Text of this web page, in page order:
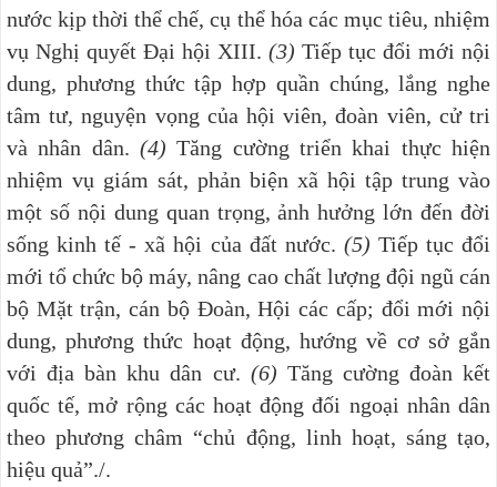
nước kịp thời thể chế, cụ thể hóa các mục tiêu, nhiệm
vụ Nghị quyết Đại hội XIII. (3) Tiếp tục đổi mới nội
dung, phương thức tập hợp quần chúng, lắng nghe
tâm tư, nguyện vọng của hội viên, đoàn viên, cử tri
và nhân dân. (4) Tăng cường triển khai thực hiện
nhiệm vụ giám sát, phản biện xã hội tập trung vào
một số nội dung quan trọng, ảnh hưởng lớn đến đời
sống kinh tế - xã hội của đất nước. (5) Tiếp tục đổi
mới tổ chức bộ máy, nâng cao chất lượng đội ngũ cán
bộ Mặt trận, cán bộ Đoàn, Hội các cấp; đổi mới nội
dung, phương thức hoạt động, hướng về cơ sở gắn
với địa bàn khu dân cư. (6) Tăng cường đoàn kết
quốc tế, mở rộng các hoạt động đối ngoại nhân dân
theo phương châm “chủ động, linh hoạt, sáng tạo,
hiệu quả”./.